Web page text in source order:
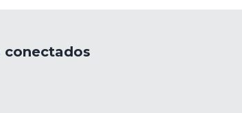
conectados